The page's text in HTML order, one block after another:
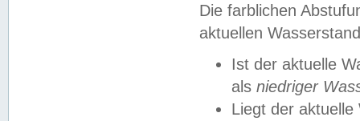
Die farblichen
aktuellen
Ist der aktuelle
als niedriger
Liegt der